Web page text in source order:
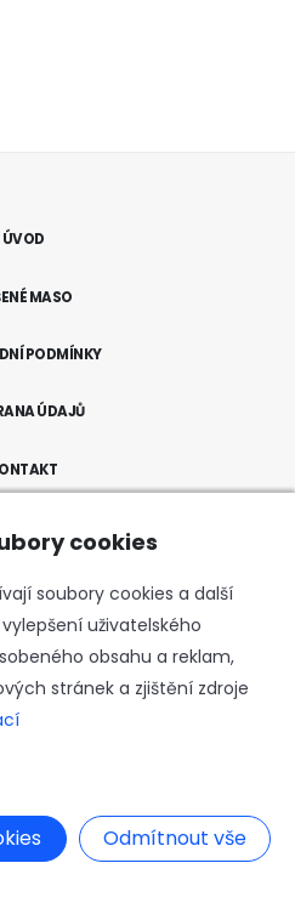
ÚVOD
MASO
PODMÍNKY
ÚDAJŮ
DOTAZ?
700 812
Všechna práva vyhrazena.
cookies
soubory cookies a další
uživatelského
obsahu a reklam,
stránek a zjištění zdroje
Odmítnout vše